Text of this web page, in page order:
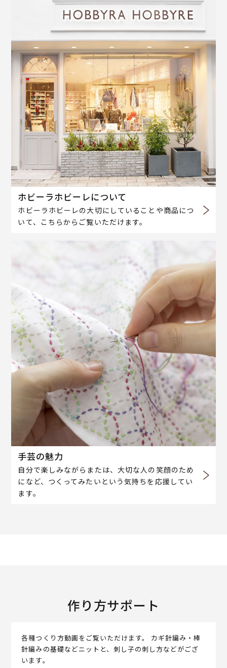
ホビーラホビーレについて
ホビーラホビーレの大切にしていることや商品につ
いて、こちらからご覧いただけます。
手芸の魅力
自分で楽しみながらまたは、大切な人の笑顔のため
になど、つくってみたいという気持ちを応援してい
ます。
作り方サポート
各種つくり方動画をご覧いただけます。 カギ針編み・棒
針編みの基礎などニットと、刺し子の刺し方などがござ
います。